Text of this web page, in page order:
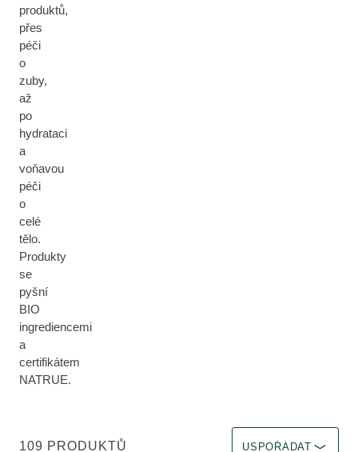
produktů,
přes
péči
o
zuby,
až
po
hydrataci
a
voňavou
péči
o
celé
tělo.
Produkty
se
pyšní
BIO
ingrediencemi
a
certifikátem
NATRUE.
109 PRODUKTŮ USPOŘÁDAT